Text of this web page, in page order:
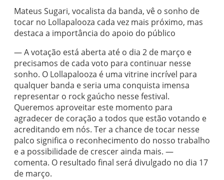
Mateus Sugari, vocalista da banda, vê o sonho de
tocar no Lollapalooza cada vez mais próximo, mas
destaca a importância do apoio do público
— A votação está aberta até o dia 2 de março e
precisamos de cada voto para continuar nesse
sonho. O Lollapalooza é uma vitrine incrível para
qualquer banda e seria uma conquista imensa
representar o rock gaúcho nesse festival.
Queremos aproveitar este momento para
agradecer de coração a todos que estão votando e
acreditando em nós. Ter a chance de tocar nesse
palco significa o reconhecimento do nosso trabalho
e a possibilidade de crescer ainda mais. —
comenta. O resultado final será divulgado no dia 17
de março.